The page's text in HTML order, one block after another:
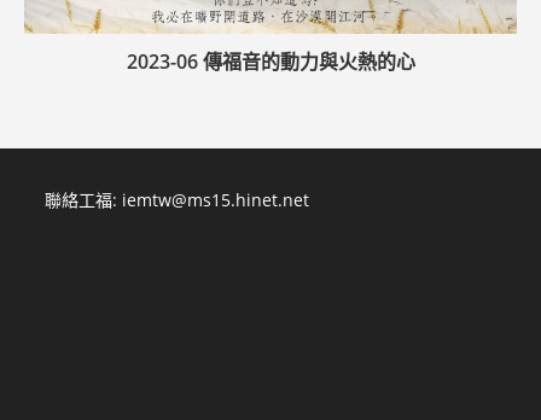
2023-06 傳福音的動力與火熱的心
聯絡工福: iemtw@ms15.hinet.net